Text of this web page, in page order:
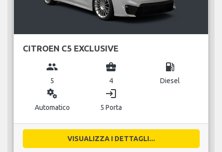
CITROEN C5 EXCLUSIVE
group
5
business_center
4
local_gas_station
Diesel
miscellaneous_services
Automatico
login
5 Porta
VISUALIZZA I DETTAGLI...